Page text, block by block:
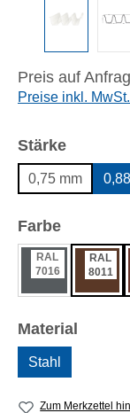
Preis auf
Preise inkl.
Stärke
0,75 mm
Farbe
RAL
7016
RAL
8011
Material
Stahl
Zum Merkzettel